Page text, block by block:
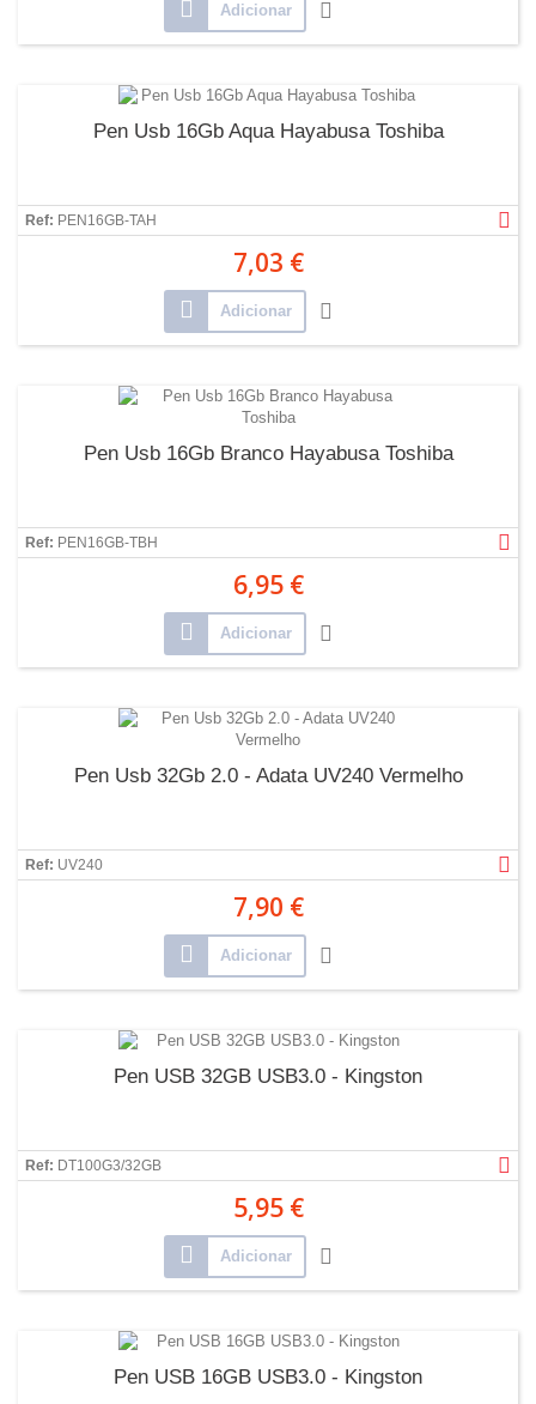
Adicionar
Pen Usb 16Gb Aqua Hayabusa Toshiba
Ref: PEN16GB-TAH
7,03 €
Adicionar
Pen Usb 16Gb Branco Hayabusa Toshiba
Ref: PEN16GB-TBH
6,95 €
Adicionar
Pen Usb 32Gb 2.0 - Adata UV240 Vermelho
Ref: UV240
7,90 €
Adicionar
Pen USB 32GB USB3.0 - Kingston
Ref: DT100G3/32GB
5,95 €
Adicionar
Pen USB 16GB USB3.0 - Kingston